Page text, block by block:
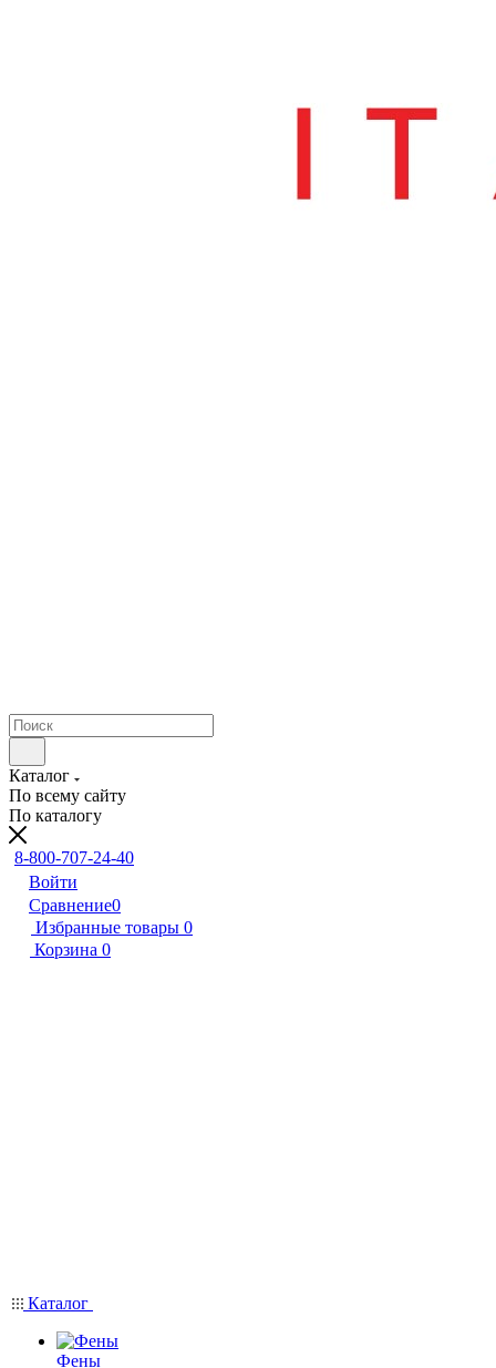
Каталог
По всему сайту
По каталогу
8-800-707-24-40
Войти
Сравнение0
Избранные товары 0
Корзина 0
Каталог
Фены